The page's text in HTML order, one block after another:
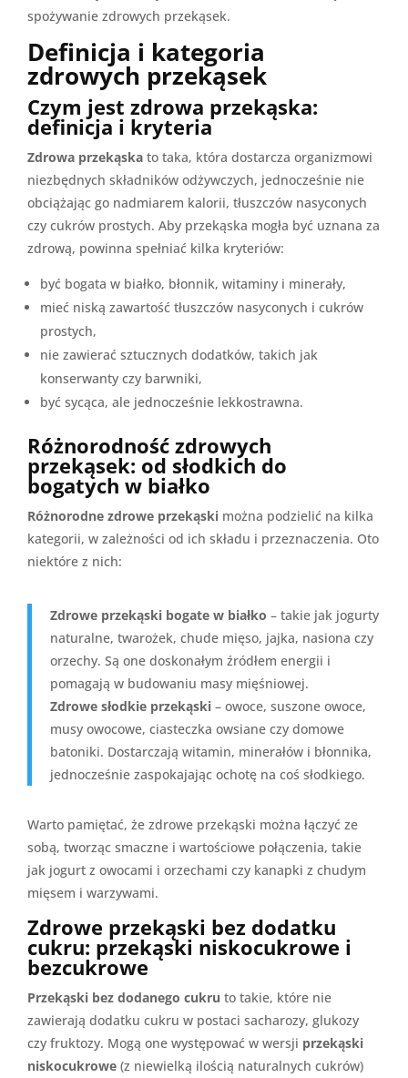
spożywanie zdrowych przekąsek.
Definicja i kategoria
zdrowych przekąsek
Czym jest zdrowa przekąska:
definicja i kryteria
Zdrowa przekąska to taka, która dostarcza organizmowi
niezbędnych składników odżywczych, jednocześnie nie
obciążając go nadmiarem kalorii, tłuszczów nasyconych
czy cukrów prostych. Aby przekąska mogła być uznana za
zdrową, powinna spełniać kilka kryteriów:
być bogata w białko, błonnik, witaminy i minerały,
mieć niską zawartość tłuszczów nasyconych i cukrów
prostych,
nie zawierać sztucznych dodatków, takich jak
konserwanty czy barwniki,
być sycąca, ale jednocześnie lekkostrawna.
Różnorodność zdrowych
przekąsek: od słodkich do
bogatych w białko
Różnorodne zdrowe przekąski można podzielić na kilka
kategorii, w zależności od ich składu i przeznaczenia. Oto
niektóre z nich:
Zdrowe przekąski bogate w białko – takie jak jogurty
naturalne, twarożek, chude mięso, jajka, nasiona czy
orzechy. Są one doskonałym źródłem energii i
pomagają w budowaniu masy mięśniowej.
Zdrowe słodkie przekąski – owoce, suszone owoce,
musy owocowe, ciasteczka owsiane czy domowe
batoniki. Dostarczają witamin, minerałów i błonnika,
jednocześnie zaspokajając ochotę na coś słodkiego.
Warto pamiętać, że zdrowe przekąski można łączyć ze
sobą, tworząc smaczne i wartościowe połączenia, takie
jak jogurt z owocami i orzechami czy kanapki z chudym
mięsem i warzywami.
Zdrowe przekąski bez dodatku
cukru: przekąski niskocukrowe i
bezcukrowe
Przekąski bez dodanego cukru to takie, które nie
zawierają dodatku cukru w postaci sacharozy, glukozy
czy fruktozy. Mogą one występować w wersji przekąski
niskocukrowe (z niewielką ilością naturalnych cukrów)